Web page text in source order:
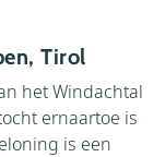
Tirol
het Windachtal
ernaartoe is
is een